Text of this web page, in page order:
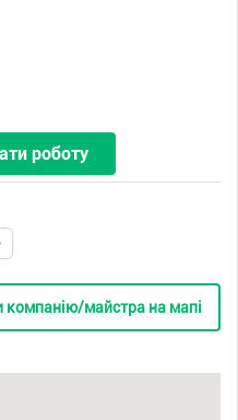
роботу
компанію/майстра на мапі